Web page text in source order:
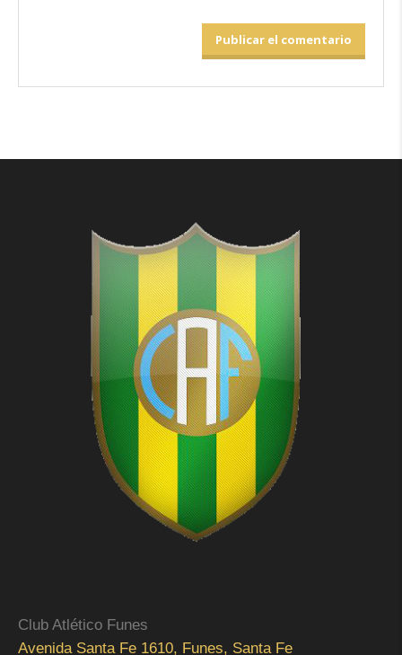
Club Atlético Funes
Avenida Santa Fe 1610, Funes, Santa Fe